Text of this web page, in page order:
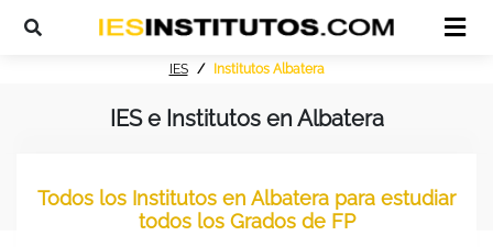
IES Institutos Albatera
IES e Institutos en Albatera
Todos los Institutos en Albatera para estudiar
todos los Grados de FP